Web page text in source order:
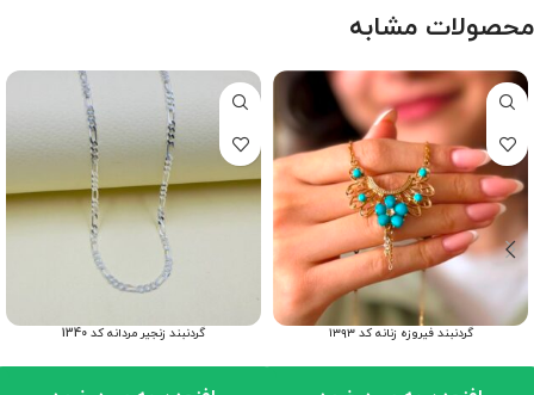
محصولات مشابه
گردنبند فیروزه زنانه کد ۱۳۹۳ گردنبند زنجیر مردانه کد 1340